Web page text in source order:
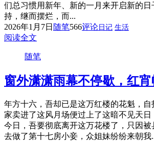
们总习惯用新年、新的一月来开启新的
持，继而摆烂，而...
2026年1月7日 随笔566评论 日记 生活
阅读全文
随笔
窗外潇潇雨幕不停歇，红宵
年方十六，吾却已是这万红楼的花魁，
家卖进了这风月场便过上了这暗不见天日
今日，吾要彻底离开这万花楼了，只因
去做了第十七房小妾，众姐妹纷纷来朝我